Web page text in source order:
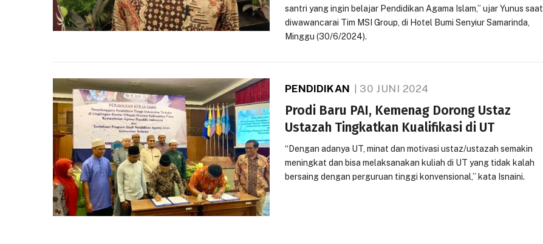
santri yang ingin belajar Pendidikan Agama Islam,” ujar Yunus saat
diwawancarai Tim MSI Group, di Hotel Bumi Senyiur Samarinda,
Minggu (30/6/2024).
PENDIDIKAN 30 JUNI 2024
Prodi Baru PAI, Kemenag Dorong Ustaz
Ustazah Tingkatkan Kualifikasi di UT
“Dengan adanya UT, minat dan motivasi ustaz/ustazah semakin
meningkat dan bisa melaksanakan kuliah di UT yang tidak kalah
bersaing dengan perguruan tinggi konvensional,” kata Isnaini.